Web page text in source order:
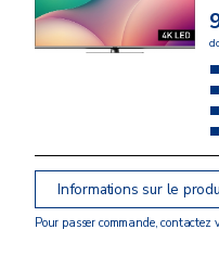
Informations sur le
Pour passer commande, contactez